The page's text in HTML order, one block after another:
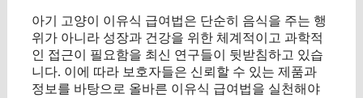
아기 고양이 이유식 급여법은 단순히 음식을 주는 행
위가 아니라 성장과 건강을 위한 체계적이고 과학적
인 접근이 필요함을 최신 연구들이 뒷받침하고 있습
니다. 이에 따라 보호자들은 신뢰할 수 있는 제품과
정보를 바탕으로 올바른 이유식 급여법을 실천해야